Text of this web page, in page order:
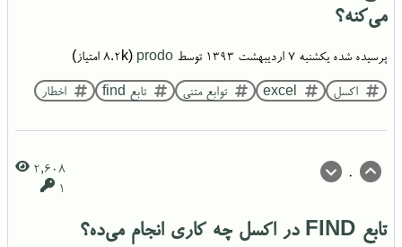
می‌کنه؟
پرسیده شده یکشنبه ۷ اردیبهشت ۱۳۹۳ توسط prodo
(
8.2k امتیاز)
اکسل excel توابع متنی تابع find اخطار
0
2,608
1
تابع FIND در اکسل چه کاری انجام می‌ده؟